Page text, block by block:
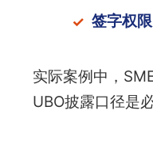
签字权限
实际案例中，
UBO披露口径是